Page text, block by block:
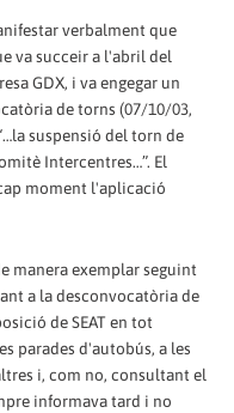
verbalment que
va succeir a l'abril del
GDX, i va engegar un
de torns (07/10/03,
suspensió del torn de
Intercentres…”. El
moment l'aplicació
manera exemplar seguint
a la desconvocatòria de
de SEAT en tot
parades d'autobús, a les
i, com no, consultant el
informava tard i no